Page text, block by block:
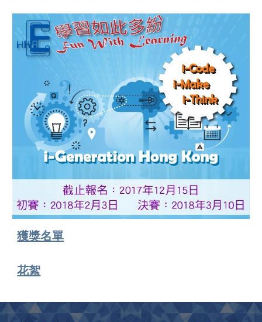
獲獎名單
花絮